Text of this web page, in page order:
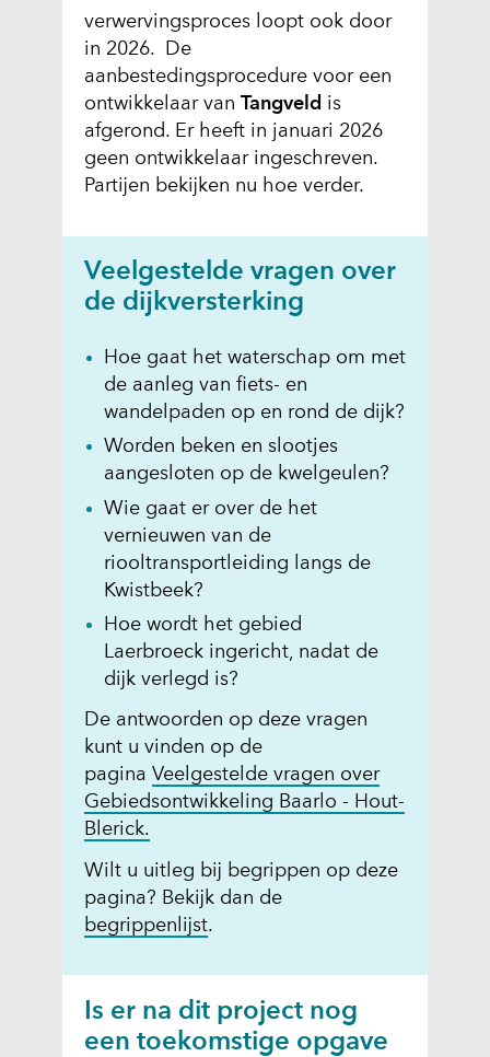
verwervingsproces loopt ook door
in 2026. De
aanbestedingsprocedure voor een
ontwikkelaar van Tangveld is
afgerond. Er heeft in januari 2026
geen ontwikkelaar ingeschreven.
Partijen bekijken nu hoe verder.
Veelgestelde vragen over
de dijkversterking
Hoe gaat het waterschap om met
de aanleg van fiets- en
wandelpaden op en rond de dijk?
Worden beken en slootjes
aangesloten op de kwelgeulen?
Wie gaat er over de het
vernieuwen van de
riooltransportleiding langs de
Kwistbeek?
Hoe wordt het gebied
Laerbroeck ingericht, nadat de
dijk verlegd is?
De antwoorden op deze vragen
kunt u vinden op de
pagina Veelgestelde vragen over
Gebiedsontwikkeling Baarlo - Hout-
Blerick.
Wilt u uitleg bij begrippen op deze
pagina? Bekijk dan de
begrippenlijst.
Is er na dit project nog
een toekomstige opgave